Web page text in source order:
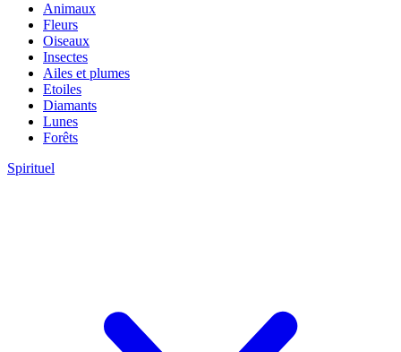
Animaux
Fleurs
Oiseaux
Insectes
Ailes et plumes
Etoiles
Diamants
Lunes
Forêts
Spirituel